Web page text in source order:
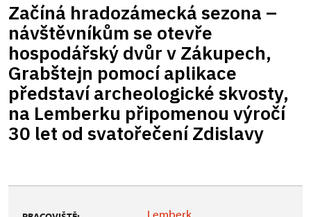
Začíná hradozámecká sezona –
návštěvníkům se otevře
hospodářský dvůr v Zákupech,
Grabštejn pomocí aplikace
představí archeologické skvosty,
na Lemberku připomenou výročí
30 let od svatořečení Zdislavy
Lemberk